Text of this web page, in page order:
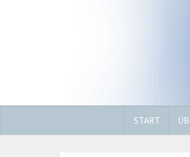
START